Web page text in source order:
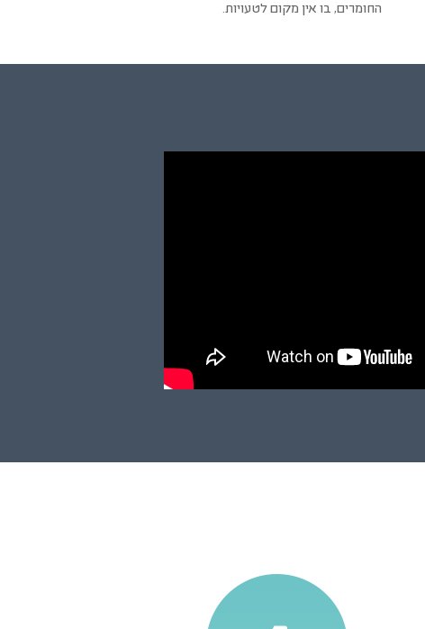
החומרים, בו אין מקום לטעויות.